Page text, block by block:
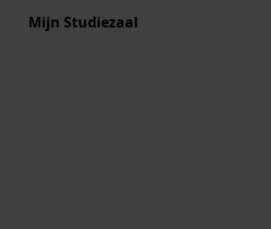
Mijn Studiezaal